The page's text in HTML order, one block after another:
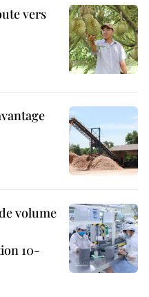
vers
volume
10-